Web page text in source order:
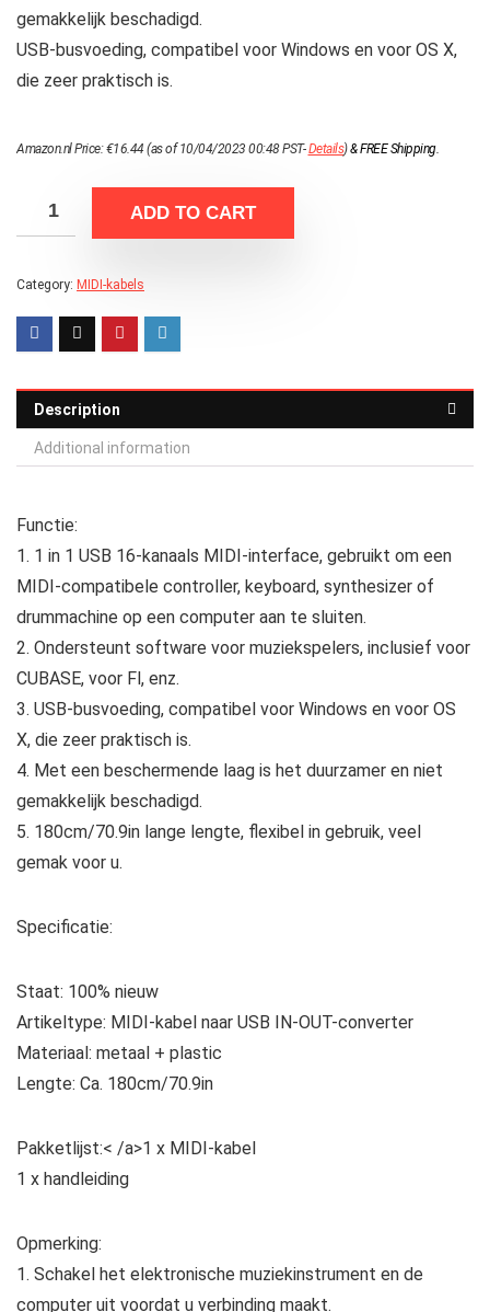
gemakkelijk beschadigd.
USB-busvoeding, compatibel voor Windows en voor OS X,
die zeer praktisch is.
Amazon.nl Price:€16.44 (as of 10/04/2023 00:48 PST-Details)&FREE Shipping.
ADD TO CART
Category: MIDI-kabels
Description
Additional information
Functie:
1. 1 in 1 USB 16‑kanaals MIDI-interface, gebruikt om een ​​
MIDI-compatibele controller, keyboard, synthesizer of
drummachine op een computer aan te sluiten.
2. Ondersteunt software voor muziekspelers, inclusief voor
CUBASE, voor Fl, enz.
3. USB-busvoeding, compatibel voor Windows en voor OS
X, die zeer praktisch is.
4. Met een beschermende laag is het duurzamer en niet
gemakkelijk beschadigd.
5. 180cm/70.9in lange lengte, flexibel in gebruik, veel
gemak voor u.
Specificatie:
Staat: 100% nieuw
Artikeltype: MIDI-kabel naar USB IN-OUT-converter
Materiaal: metaal + plastic
Lengte: Ca. 180cm/70.9in
Pakketlijst:< /a>1 x MIDI-kabel
1 x handleiding
Opmerking:
1. Schakel het elektronische muziekinstrument en de
computer uit voordat u verbinding maakt.